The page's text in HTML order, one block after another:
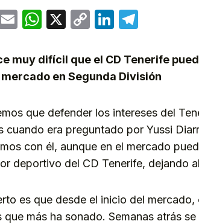
EmailWhatsApp
X
CopyLinkedIn
muy difícil que el CD Tenerife
en Segunda División
que defender los intereses del
cuando era preguntado por Yussi
con él, aunque en el mercado
deportivo del CD Tenerife, dejando
es que desde el inicio del
que más ha sonado. Semanas atrás